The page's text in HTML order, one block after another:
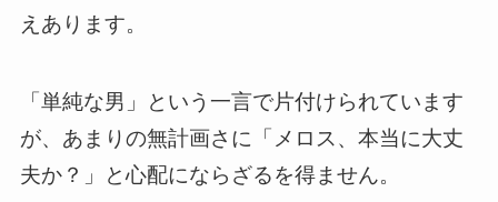
えあります。
「単純な男」という一言で片付けられています
が、あまりの無計画さに「メロス、本当に大丈
夫か？」と心配にならざるを得ません。